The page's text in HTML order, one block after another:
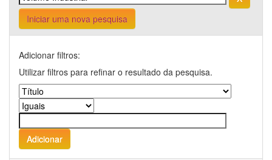
Iniciar uma nova pesquisa
Adicionar filtros:
Utilizar filtros para refinar o resultado da pesquisa.